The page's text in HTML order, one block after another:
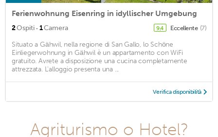
Ferienwohnung Eisenring in idyllischer Umgebung
2Ospiti · 1Camera 9,4 Eccellente (7)
Situato a Gähwil, nella regione di San Gallo, lo Schöne
Einliegerwohnung in Gähwil è un appartamento con WiFi
gratuito. Avrete a disposizione una cucina completamente
attrezzata. L'alloggio presenta una ...
Verifica disponibilità
Agriturismo o Hotel?